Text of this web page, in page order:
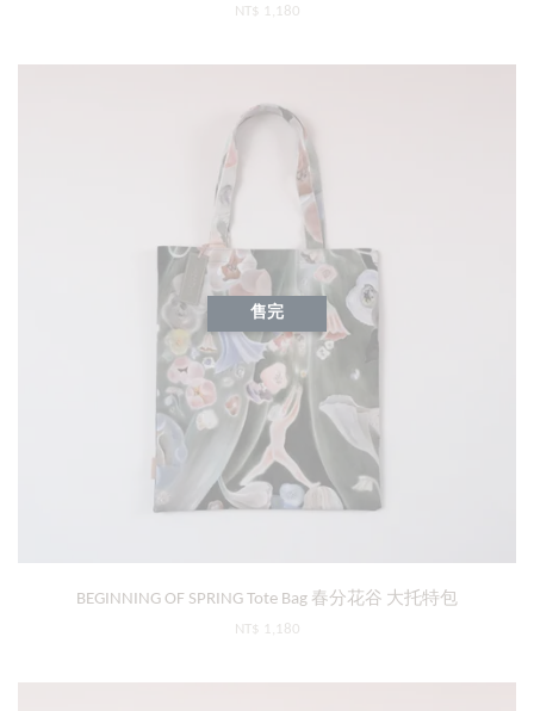
NT$ 1,180
售完
BEGINNING OF SPRING Tote Bag 春分花谷 大托特包
NT$ 1,180